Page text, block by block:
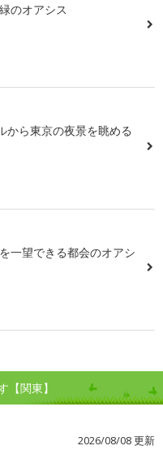
のオアシス
から東京の夜景を眺める
一望できる都会のオアシ
【関東】
2026/08/08 更新